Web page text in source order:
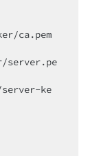
ca.pem
server.pe
ke